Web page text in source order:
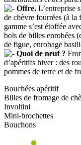
Offre. L’entreprise
de chèvre fourrées (à
gamme s’est étoffée
bols de billes enrobées
de figue, enrobage
Quoi de neuf ?
d’apéritifs hiver : des
pommes de terre et de
Bouchées apéritif
Billes de fromage de
Involtini
Mini-brochettes
Bouchons